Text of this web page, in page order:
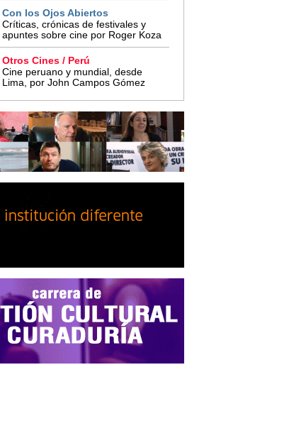
Con los Ojos Abiertos
Críticas, crónicas de festivales y
apuntes sobre cine por Roger Koza
Otros Cines / Perú
Cine peruano y mundial, desde
Lima, por John Campos Gómez